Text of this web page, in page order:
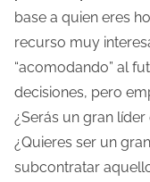
base a quien eres
recurso muy
“acomodando” al
decisiones, pero
¿Serás un gran
¿Quieres ser un
subcontratar